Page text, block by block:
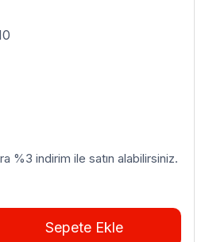
%3 indirim ile satın alabilirsiniz.
Sepete Ekle